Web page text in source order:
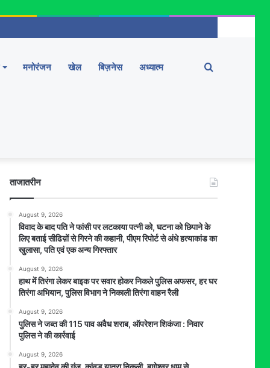
मनोरंजन खेल बिज़नेस अध्यात्म Search
ताजातरीन
August 9, 2026
विवाद के बाद पति ने फांसी पर लटकाया पत्नी को, घटना को छिपाने के
लिए बताई सीढिय़ों से गिरने की कहानी, पीएम रिपोर्ट से अंधे हत्याकांड का
खुलासा, पति एवं एक अन्य गिरफ्तार
August 9, 2026
हाथ मेंं तिरंगा लेकर बाइक पर सवार होकर निकले पुलिस अफसर, हर घर
तिरंगा अभियान, पुलिस विभाग ने निकाली तिरंगा वाहन रैली
August 9, 2026
पुलिस ने जब्त की 115 पाव अवैध शराब, ऑपरेशन शिकंजा : निवार
पुलिस ने की कार्रवाई
August 9, 2026